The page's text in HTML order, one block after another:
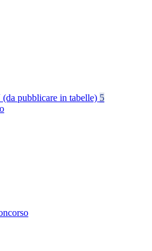
pubblicare in tabelle) 5